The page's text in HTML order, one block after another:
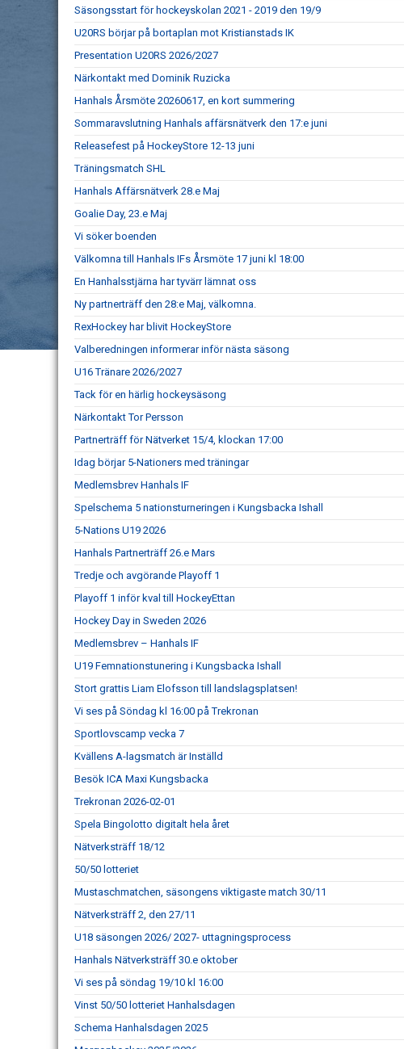
Säsongsstart för hockeyskolan 2021 - 2019 den 19/9
U20RS börjar på bortaplan mot Kristianstads IK
Presentation U20RS 2026/2027
Närkontakt med Dominik Ruzicka
Hanhals Årsmöte 20260617, en kort summering
Sommaravslutning Hanhals affärsnätverk den 17:e juni
Releasefest på HockeyStore 12-13 juni
Träningsmatch SHL
Hanhals Affärsnätverk 28.e Maj
Goalie Day, 23.e Maj
Vi söker boenden
Välkomna till Hanhals IFs Årsmöte 17 juni kl 18:00
En Hanhalsstjärna har tyvärr lämnat oss
Ny partnerträff den 28:e Maj, välkomna.
RexHockey har blivit HockeyStore
Valberedningen informerar inför nästa säsong
U16 Tränare 2026/2027
Tack för en härlig hockeysäsong
Närkontakt Tor Persson
Partnerträff för Nätverket 15/4, klockan 17:00
Idag börjar 5-Nationers med träningar
Medlemsbrev Hanhals IF
Spelschema 5 nationsturneringen i Kungsbacka Ishall
5-Nations U19 2026
Hanhals Partnerträff 26.e Mars
Tredje och avgörande Playoff 1
Playoff 1 inför kval till HockeyEttan
Hockey Day in Sweden 2026
Medlemsbrev – Hanhals IF
U19 Femnationstunering i Kungsbacka Ishall
Stort grattis Liam Elofsson till landslagsplatsen!
Vi ses på Söndag kl 16:00 på Trekronan
Sportlovscamp vecka 7
Kvällens A-lagsmatch är Inställd
Besök ICA Maxi Kungsbacka
Trekronan 2026-02-01
Spela Bingolotto digitalt hela året
Nätverksträff 18/12
50/50 lotteriet
Mustaschmatchen, säsongens viktigaste match 30/11
Nätverksträff 2, den 27/11
U18 säsongen 2026/ 2027- uttagningsprocess
Hanhals Nätverksträff 30.e oktober
Vi ses på söndag 19/10 kl 16:00
Vinst 50/50 lotteriet Hanhalsdagen
Schema Hanhalsdagen 2025